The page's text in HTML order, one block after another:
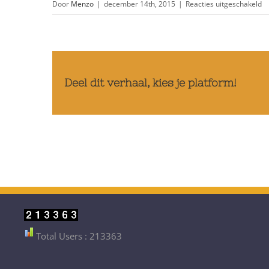
Door Menzo | december 14th, 2015 | Reacties uitgeschakeld
Deel dit verhaal, kies je platform!
Total Users : 213363